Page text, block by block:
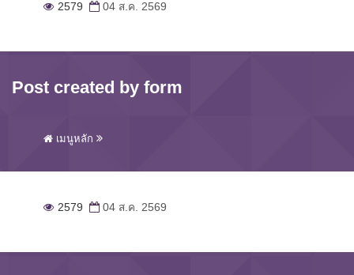
2579 04 ส.ค. 2569
Post created by form
เมนูหลัก
2579 04 ส.ค. 2569